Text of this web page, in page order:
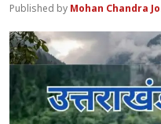
Mohan Chandra